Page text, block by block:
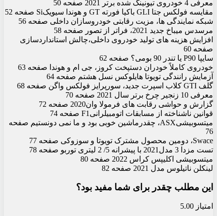
معرفی 4 خودروی تیونینگ شده برتر 2021 صفحه 50
مقایسه فولکس جتا GLI باکیا فورته GT و هوندا سیویکSi صفحه 52
شبکه نمایندگی ‏ها، مزیت رقابتی خودروسازان داخلی صفحه 56
مرسدس میباخ جدید 2021، فراتر از تصور صفحه 58
افزایش هزینه‏ های تولید خودروی داخلی،چالش استانداردسازی
صفحه 60
سایپا P90 یا تندر 90 بومی؟ صفحه 62
خودروی کاملاً خودران دستپخت کروز، جی ام و هوندا صفحه 63
آزمایش رانندگی تویوتا هایلوکس نسل هشتم صفحه 64
گلف GTI کلاب اسپرت جدید، سورپرایز فولکس واگن صفحه 68
معرفی 10 زنجیر چرخ برتر سال 2021 صفحه 70
گزارش و حواشی رقابت‏ های فرمولا وان2020 صفحه 72
قوانین ناشناخته از مسابقات اتومبیلرانیF1 صفحه 74
میتسوبیشیASX، چقدرماشین خوبی بود و ما نمی دونستیم صفحه
76
Swace، دومین محصول مشترک تویوتا و سوزوکی صفحه 77
تست مزدا 3 مدل2021 با پیشرانه 5/ 2 لیتری توربو صفحه 78
میتسوبیشی اکلیپس کراس 2022 صفحه 80
لینکلن ناتیلوس مدل 2021 صفحه 82
این مطلب چقدر برای شما مفید بود؟
امتیاز 5.00